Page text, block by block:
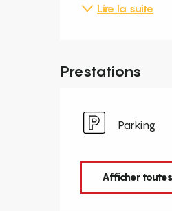
Lire la suite
Prestations
Parking
Afficher